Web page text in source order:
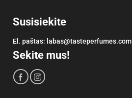
Susisiekite
El. paštas: labas@tasteperfumes.com
Sekite mus!